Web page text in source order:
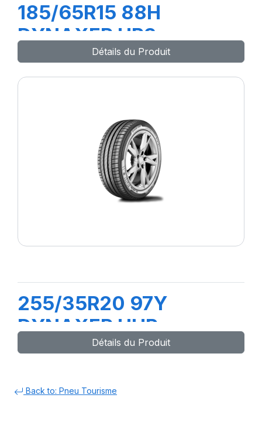
185/65R15 88H
DYNAXER HP3
Détails du Produit
255/35R20 97Y
DYNAXER UHP
Détails du Produit
Back to: Pneu Tourisme